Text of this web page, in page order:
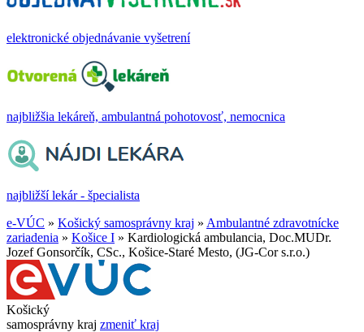
elektronické objednávanie vyšetrení
najbližšia lekáreň, ambulantná pohotovosť, nemocnica
najbližší lekár - špecialista
e-VÚC » Košický samosprávny kraj » Ambulantné zdravotnícke
zariadenia » Košice I » Kardiologická ambulancia, Doc.MUDr.
Jozef Gonsorčík, CSc., Košice-Staré Mesto, (JG-Cor s.r.o.)
Košický
samosprávny kraj zmeniť kraj